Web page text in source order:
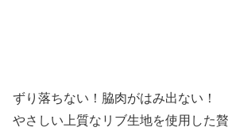
ずり落ちない！脇肉がはみ出ない！
やさしい上質なリブ生地を使用した